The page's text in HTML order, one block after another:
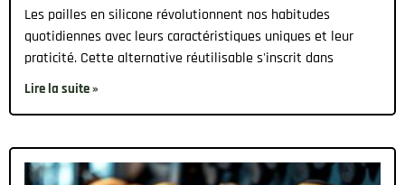
Les pailles en silicone révolutionnent nos habitudes
quotidiennes avec leurs caractéristiques uniques et leur
praticité. Cette alternative réutilisable s'inscrit dans
Lire la suite »